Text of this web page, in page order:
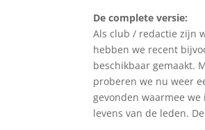
De complete versie:
Als club / redactie zijn
hebben we recent
beschikbaar gemaakt.
proberen we nu weer
gevonden waarmee
levens van de leden.